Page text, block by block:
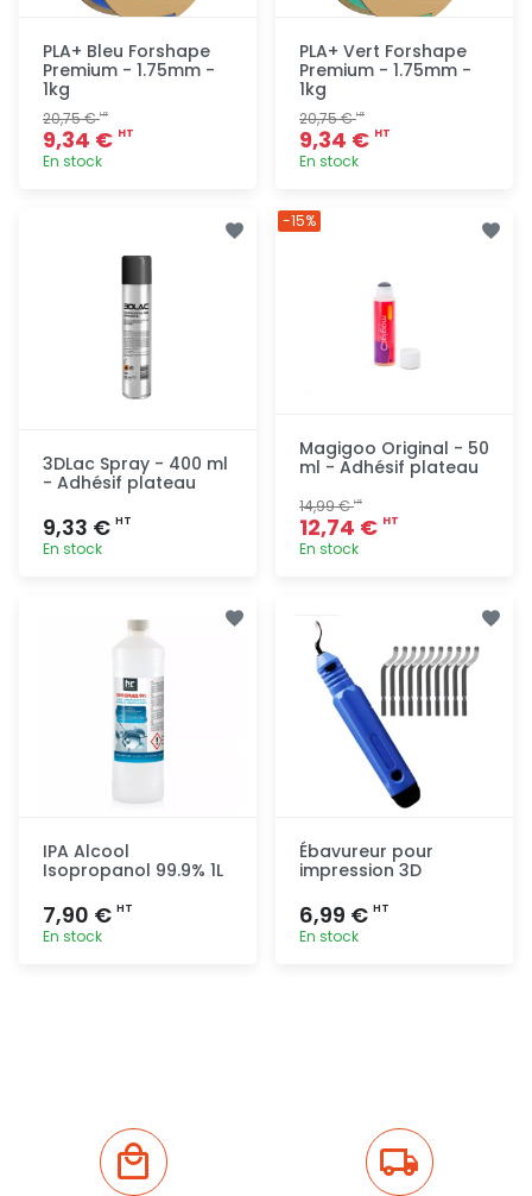
PLA+ Bleu Forshape
Premium - 1.75mm -
1kg
20,75 €HT
9,34 € HT
En stock
PLA+ Vert Forshape
Premium - 1.75mm -
1kg
20,75 €HT
9,34 € HT
En stock
3DLac Spray - 400 ml
- Adhésif plateau
9,33 € HT
En stock
rapide
Magigoo Original - 50
ml - Adhésif plateau
14,99 €HT
12,74 € HT
En stock
-15%
IPA Alcool
Isopropanol 99.9% 1L
7,90 € HT
En stock
Ébavureur pour
impression 3D
6,99 € HT
En stock